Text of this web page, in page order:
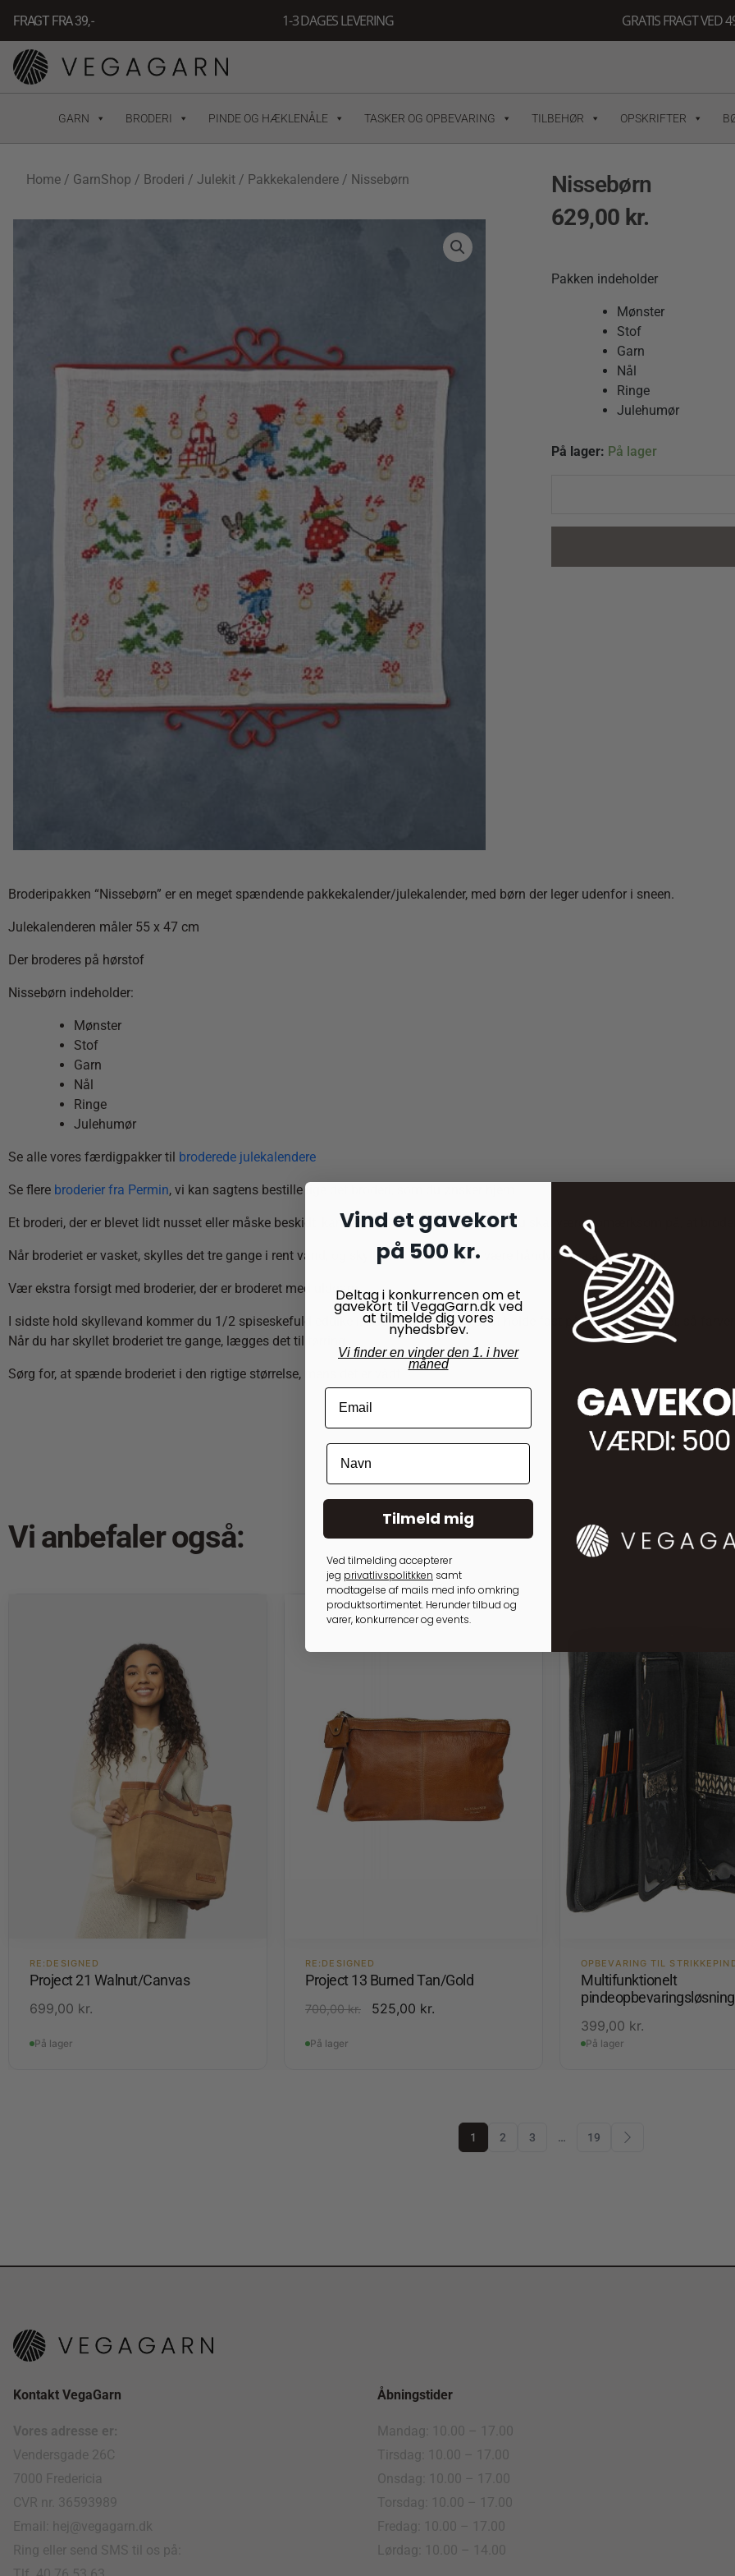
indholdet
FRAGT FRA 39, - 1-3 DAGES LEVERING GRATIS FRAGT VED
GARN BRODERI PINDE OG HÆKLENÅLE TASKER OG OPBEVARING TILBEHØR OPSKRIFTER
Home / GarnShop / Broderi / Julekit / Pakkekalendere / Nissebørn
Nissebørn
629,00 kr.
Pakken indeholder
Mønster
Stof
Garn
Nål
Ringe
Julehumør
På lager: På lager
Nissebørn
Broderipakken “Nissebørn” er en meget spændende pakkekalender/julekalender, med børn der leger udenfor i sneen.
Julekalenderen måler 55 x 47 cm
Der broderes på hørstof
Nissebørn indeholder:
Mønster
Stof
Garn
Nål
Ringe
Julehumør
Se alle vores færdigpakker til broderede julekalendere
Se flere broderier fra Permin, vi kan sagtens bestille lige det broderi, som du ønsker hjem.
Et broderi, der er blevet lidt nusset eller måske beskidt, kan sagtens tåle at blive vasket. Du skal være opmærksom på, at
Når broderiet er vasket, skylles det tre gange i rent vand, og skyllevandet skal også være håndvarmt, ca 40 grader.
Vær ekstra forsigt med broderier, der er broderet med uldgarn.
I sidste hold skyllevand kommer du 1/2 spiseskefuld eddike i. Eddiken medvirker til at holde fast på farverne i garnet, så
Når du har skyllet broderiet tre gange, lægges det til tørring.
Sørg for, at spænde broderiet i den rigtige størrelse, mens det er vådt.
Vi anbefaler også:
RE:DESIGNED
Project 21 Walnut/Canvas
699,00 kr.
På lager
RE:DESIGNED
Project 13 Burned Tan/Gold
700,00kr. 525,00 kr.
På lager
OPBEVARING TIL
Multifunktionelt
pindeopbevaringsløsning
399,00 kr.
På lager
1 2 3 … 19
Kontakt VegaGarn
Vores adresse er:
Vendersgade 26C
7000 Fredericia
CVR nr. 36593989
Email: hej@vegagarn.dk
Ring eller send SMS til os på:
Åbningstider
Mandag: 10.00 – 17.00
Tirsdag: 10.00 – 17.00
Onsdag: 10.00 – 17.00
Torsdag: 10.00 – 17.00
Fredag: 10.00 – 17.00
Lørdag: 10.00 – 14.00
Vind et gavekort
på 500 kr.
Deltag i konkurrencen om et
gavekort til VegaGarn.dk ved
at tilmelde dig vores
nyhedsbrev.
Vi finder en vinder den 1. i hver
måned
Tilmeld mig
Ved tilmelding accepterer
jeg privatlivspolitkken samt
modtagelse af mails med info omkring
produktsortimentet. Herunder tilbud og
varer, konkurrencer og events.